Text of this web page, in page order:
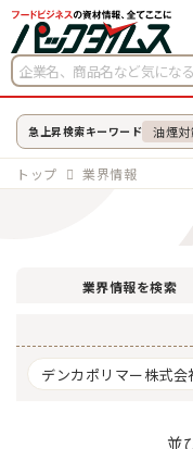
急上昇検索キーワード 油煙対
トップ 業界情報
デンカポリマー株式会
並
業界情報を検索